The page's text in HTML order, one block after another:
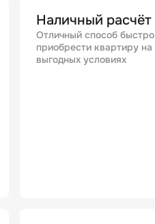
Наличный расчёт
Отличный способ быстро
приобрести квартиру на
выгодных условиях